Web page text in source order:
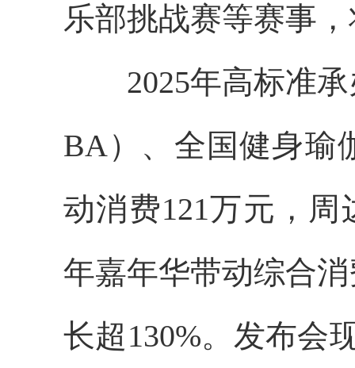
乐部挑战赛等赛事
2025年高标准
BA）、全国健身瑜
动消费121万元，周
年嘉年华带动综合
长超130%。发布会